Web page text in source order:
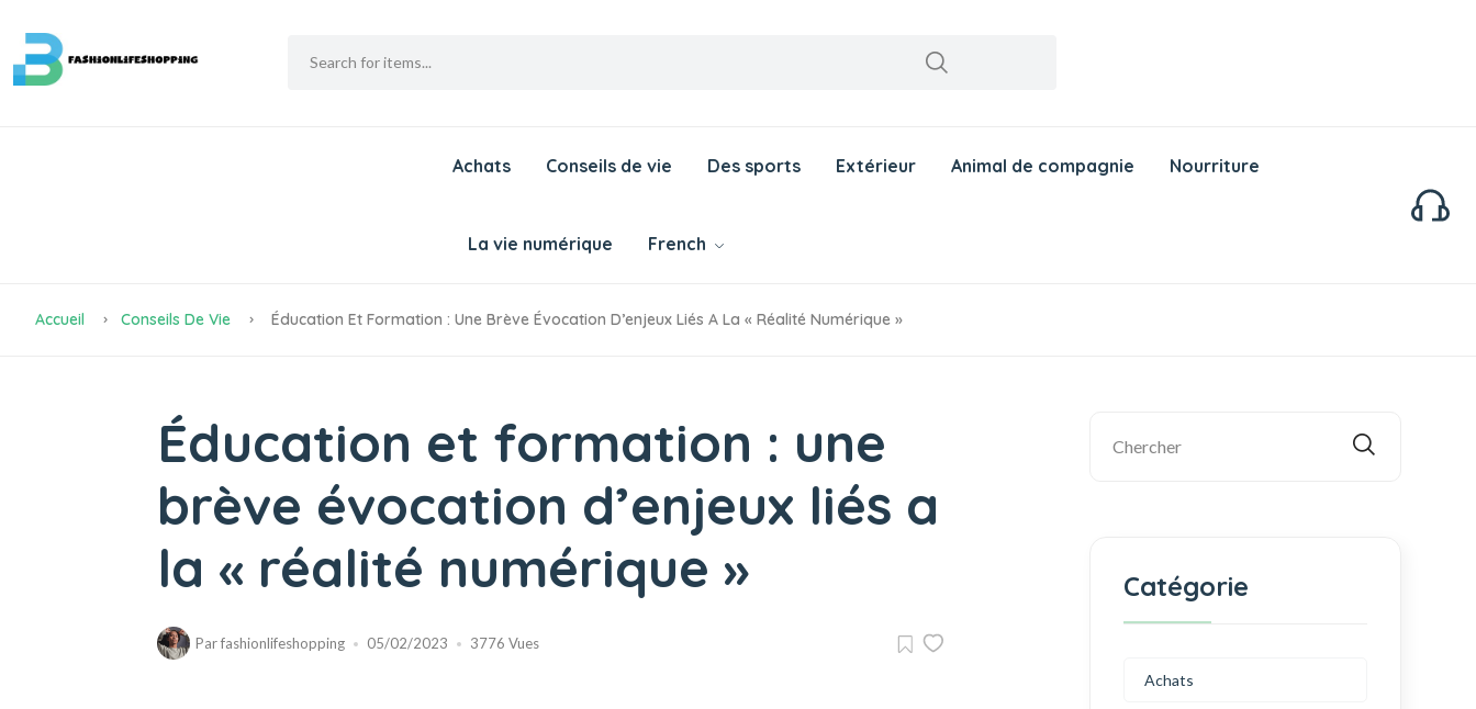
Achats Conseils de vie Des sports Extérieur Animal de compagnie Nourriture
La vie numérique French
Accueil Conseils De Vie Éducation Et Formation : Une Brève Évocation D’enjeux Liés A La « Réalité Numérique »
Éducation et formation : une
brève évocation d’enjeux liés a
la « réalité numérique »
Parfashionlifeshopping 05/02/2023 3776 Vues
Catégorie
Achats